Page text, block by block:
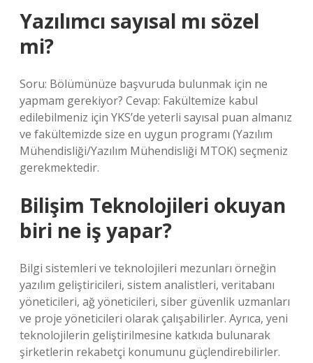
Yazılımcı sayısal mı sözel
mi?
Soru: Bölümünüze başvuruda bulunmak için ne
yapmam gerekiyor? Cevap: Fakültemize kabul
edilebilmeniz için YKS’de yeterli sayısal puan almanız
ve fakültemizde size en uygun programı (Yazılım
Mühendisliği/Yazılım Mühendisliği MTOK) seçmeniz
gerekmektedir.
Bilişim Teknolojileri okuyan
biri ne iş yapar?
Bilgi sistemleri ve teknolojileri mezunları örneğin
yazılım geliştiricileri, sistem analistleri, veritabanı
yöneticileri, ağ yöneticileri, siber güvenlik uzmanları
ve proje yöneticileri olarak çalışabilirler. Ayrıca, yeni
teknolojilerin geliştirilmesine katkıda bulunarak
şirketlerin rekabetçi konumunu güçlendirebilirler.